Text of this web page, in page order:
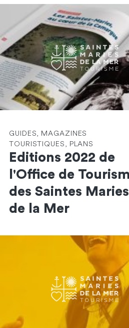
GUIDES, MAGAZINES
TOURISTIQUES, PLANS
Editions 2022 de
l'Office de
des Saintes Maries
de la Mer